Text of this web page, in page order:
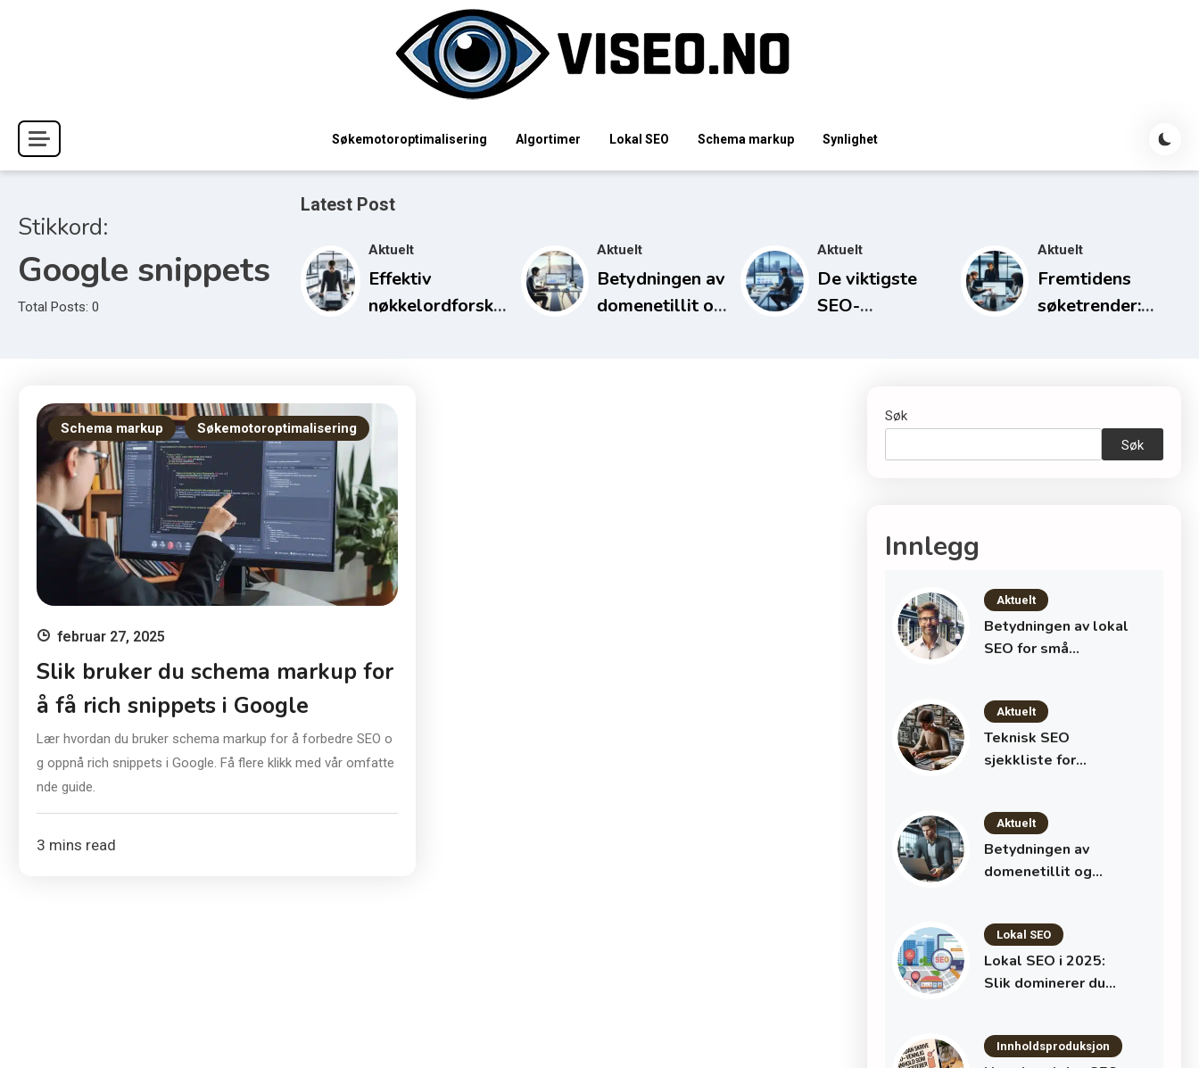
Viseo.no
Søkemotoroptimalisering & SEO
Søkemotoroptimalisering Algortimer Lokal SEO Schema markup Synlighet
Stikkord:
Google snippets
Total Posts: 0
Latest Post
Aktuelt
Effektiv
nøkkelordforskning
Aktuelt
Betydningen av
domenetillit og
Aktuelt
De viktigste
SEO-
Aktuelt
Fremtidens
søketrender:
Schema markup Søkemotoroptimalisering
februar 27, 2025
Slik bruker du schema markup for
å få rich snippets i Google
Lær hvordan du bruker schema markup for å forbedre SEO o
g oppnå rich snippets i Google. Få flere klikk med vår omfatte
nde guide.
3 mins read
Søk
Søk
Innlegg
Aktuelt
Betydningen av lokal
SEO for små
nærområdet
Aktuelt
Teknisk SEO
sjekkliste for
synlighet i
søkemotorer
Aktuelt
Betydningen av
domenetillit og
suksess på nett
Lokal SEO
Lokal SEO i 2025:
Slik dominerer du
Innholdsproduksjon